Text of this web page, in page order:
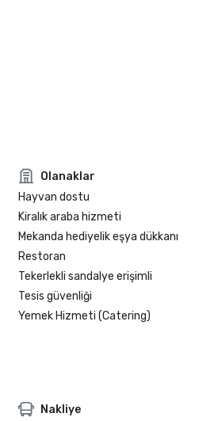
Olanaklar
Hayvan dostu
Kiralık araba hizmeti
Mekanda hediyelik eşya dükkanı
Restoran
Tekerlekli sandalye erişimli
Tesis güvenliği
Yemek Hizmeti (Catering)
Nakliye